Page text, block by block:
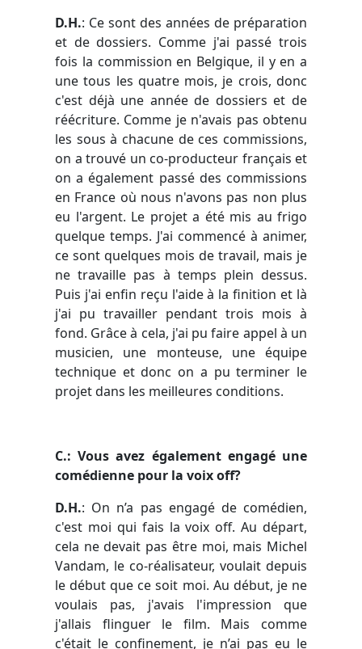
D.H.: Ce sont des années de préparation
et de dossiers. Comme j'ai passé trois
fois la commission en Belgique, il y en a
une tous les quatre mois, je crois, donc
c'est déjà une année de dossiers et de
réécriture. Comme je n'avais pas obtenu
les sous à chacune de ces commissions,
on a trouvé un co-producteur français et
on a également passé des commissions
en France où nous n'avons pas non plus
eu l'argent. Le projet a été mis au frigo
quelque temps. J'ai commencé à animer,
ce sont quelques mois de travail, mais je
ne travaille pas à temps plein dessus.
Puis j'ai enfin reçu l'aide à la finition et là
j'ai pu travailler pendant trois mois à
fond. Grâce à cela, j'ai pu faire appel à un
musicien, une monteuse, une équipe
technique et donc on a pu terminer le
projet dans les meilleures conditions.
C.: Vous avez également engagé une
comédienne pour la voix off?
D.H.: On n’a pas engagé de comédien,
c'est moi qui fais la voix off. Au départ,
cela ne devait pas être moi, mais Michel
Vandam, le co-réalisateur, voulait depuis
le début que ce soit moi. Au début, je ne
voulais pas, j'avais l'impression que
j'allais flinguer le film. Mais comme
c'était le confinement, je n’ai pas eu le